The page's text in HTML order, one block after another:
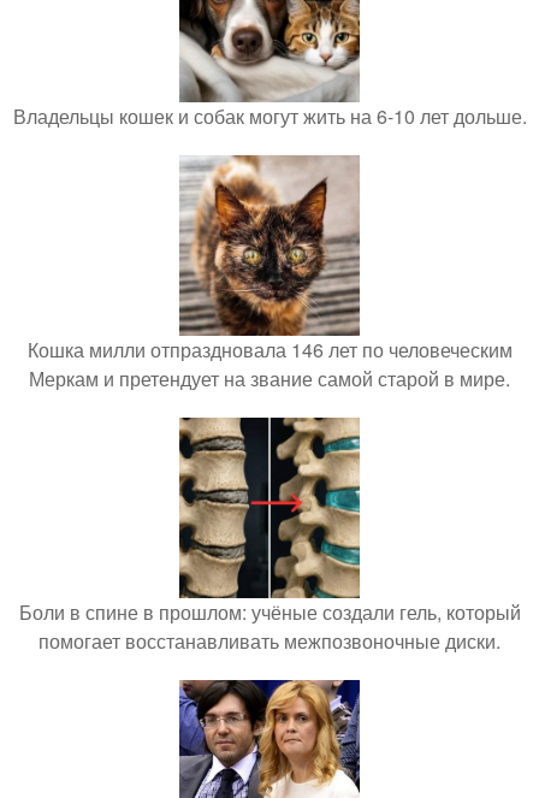
Владельцы кошек и собак могут жить на 6-10 лет дольше.
Кошка милли отпраздновала 146 лет по человеческим
Меркам и претендует на звание самой старой в мире.
Боли в спине в прошлом: учёные создали гель, который
помогает восстанавливать межпозвоночные диски.